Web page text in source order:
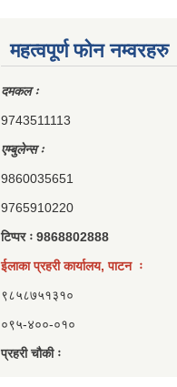
महत्वपूर्ण फोन नम्वरहरु
दमकल ः
9743511113
एम्बुलेन्स ः
9860035651
9765910220
टिप्पर ः 9868802888
ईलाका प्रहरी कार्यालय, पाटन ः
९८५८७५१३१०
०९५-४००-०१०
प्रहरी चौकी ः